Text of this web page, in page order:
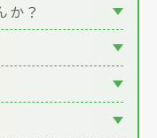
か？